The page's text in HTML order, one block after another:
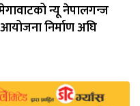
न्यू नेपालगन्ज
आयोजना निर्माण अघि